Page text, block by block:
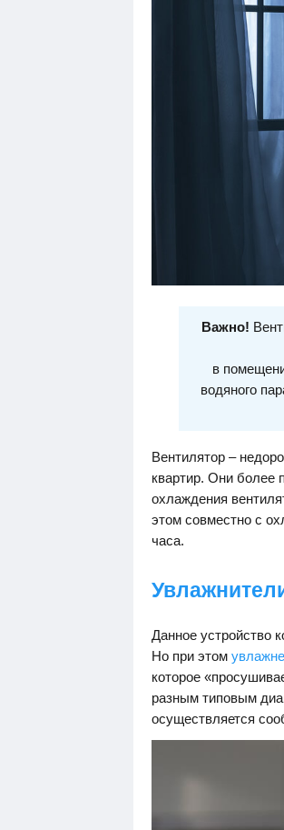
Важно!
в
водяного
Вентилятор –
квартир. Они более
охлаждения
этом совместно с
часа.
Данное устройство
Но при этом
которое
разным типовым
осуществляется